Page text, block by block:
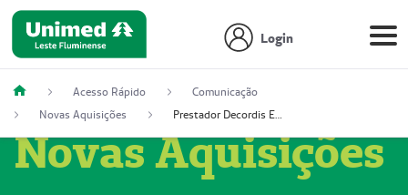
Login
Acesso Rápido
Comunicação
Novas Aquisições
Prestador Decordis Exames Cardiológicos LTDA (51004346-0)
Novas Aquisições